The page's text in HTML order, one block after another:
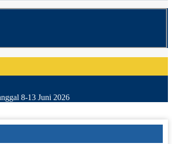
8-13 Juni 2026